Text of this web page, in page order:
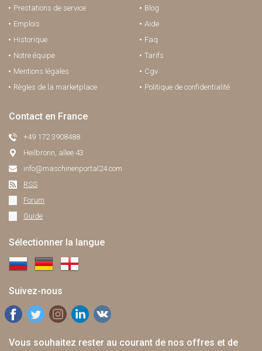
Prestations de service
Emplois
Historique
Notre équipe
Mentions légales
Règles de la marketplace
Blog
Aide
Faq
Tarifs
Cgv
Politique de confidentialité
Contact en France
+49 172 3908488
Heilbronn, allee 43
info@maschinenportal24.сom
RSS
Forum
Guide
Sélectionner la langue
Suivez-nous
Vous souhaitez rester au courant de nos offres et de